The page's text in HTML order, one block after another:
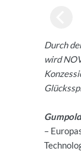
Durch
wird
–